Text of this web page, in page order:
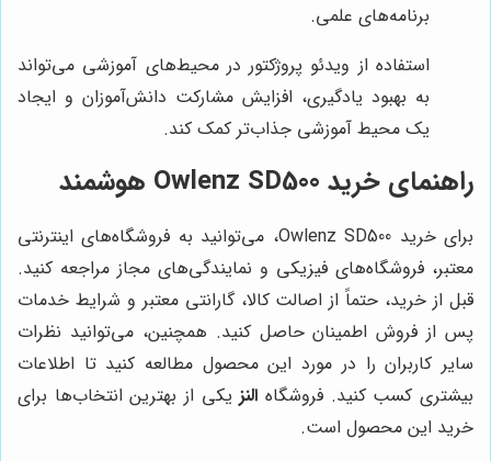
برنامه‌های علمی.
استفاده از ویدئو پروژکتور در محیط‌های آموزشی می‌تواند
به بهبود یادگیری، افزایش مشارکت دانش‌آموزان و ایجاد
یک محیط آموزشی جذاب‌تر کمک کند.
راهنمای خرید Owlenz SD500 هوشمند
برای خرید Owlenz SD500، می‌توانید به فروشگاه‌های اینترنتی
معتبر، فروشگاه‌های فیزیکی و نمایندگی‌های مجاز مراجعه کنید.
قبل از خرید، حتماً از اصالت کالا، گارانتی معتبر و شرایط خدمات
پس از فروش اطمینان حاصل کنید. همچنین، می‌توانید نظرات
سایر کاربران را در مورد این محصول مطالعه کنید تا اطلاعات
بیشتری کسب کنید. فروشگاه النز یکی از بهترین انتخاب‌ها برای
خرید این محصول است.